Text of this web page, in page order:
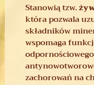
Stanowią tzw.
która pozwala
składników
wspomaga
zachorowań na